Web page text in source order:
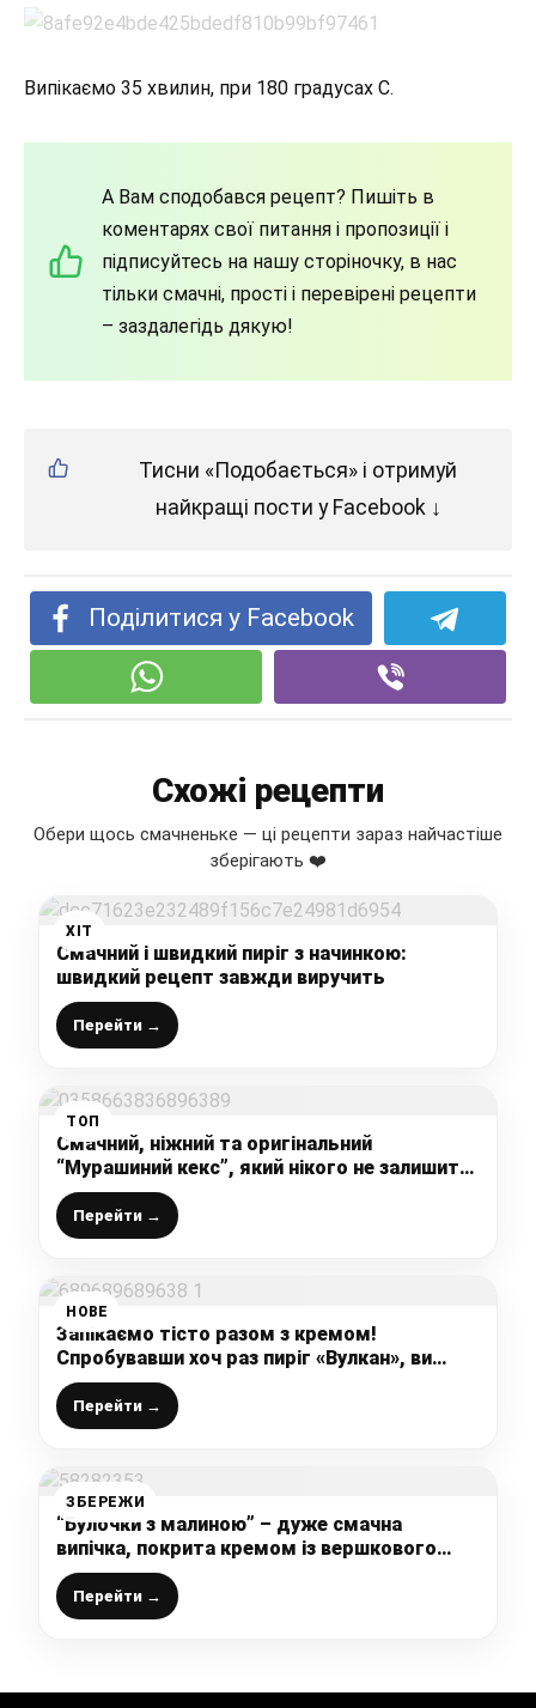
Випікаємо 35 хвилин, при 180 градусах С.
А Вам сподобався рецепт? Пишіть в
коментарях свої питання і пропозиції і
підписуйтесь на нашу сторіночку, в нас
тільки смачні, прості і перевірені рецепти
– заздалегідь дякую!
Тисни «Подобається» і отримуй
найкращі пости у Facebook ↓
Поділитися у Facebook
Схожі рецепти
Обери щось смачненьке — ці рецепти зараз найчастіше
зберігають ❤️
ХІТ
Смачний і швидкий пиріг з начинкою:
швидкий рецепт завжди виручить
Перейти →
ТОП
Смачний, ніжний та оригінальний
“Мурашиний кекс”, який нікого не залишить
байдужим! Найсмачніший і найніжніший
пиріг до чаю!
Перейти →
НОВЕ
Запікаємо тісто разом з кремом!
Спробувавши хоч раз пиріг «Вулкан», ви
навіки залишитеся його відданим
шанувальником
Перейти →
ЗБЕРЕЖИ
“Булочки з малиною” – дуже смачна
випічка, покрита кремом із вершкового
сиру, що просочує булочки, роблячи їх ще
смачнішими, ніжнішими та ароматнішими
Перейти →